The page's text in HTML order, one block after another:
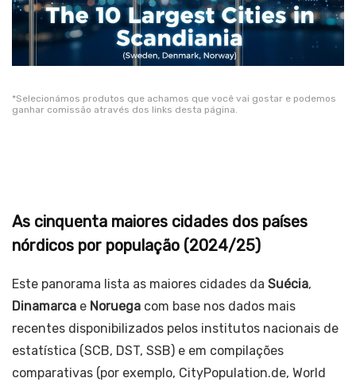
*Selecionámos produtos que achamos que você vai gostar e podemos
ganhar comissão através dos links desta página.
As cinquenta maiores cidades dos países
nórdicos por população (2024/25)
Este panorama lista as maiores cidades da Suécia,
Dinamarca e Noruega com base nos dados mais
recentes disponibilizados pelos institutos nacionais de
estatística (SCB, DST, SSB) e em compilações
comparativas (por exemplo, CityPopulation.de, World